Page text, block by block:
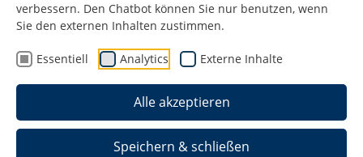
verbessern. Den Chatbot können Sie nur benutzen, wenn
Sie den externen Inhalten zustimmen.
Essentiell Analytics Externe Inhalte
Alle akzeptieren
Speichern & schließen
Die Zukunft der
betrieblichen
Altersversorgung im
Dialog
Allgemein , Wirtschaftsrecht